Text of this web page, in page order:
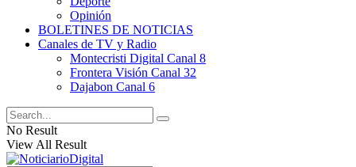
Opinión
BOLETINES DE NOTICIAS
Canales de TV y Radio
Montecristi Digital Canal 8
Frontera Visión Canal 32
Dajabon Canal 6
No Result
View All Result